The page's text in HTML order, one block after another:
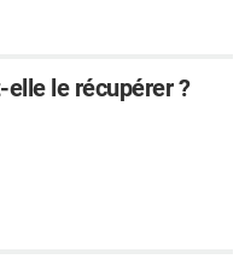
le récupérer ?